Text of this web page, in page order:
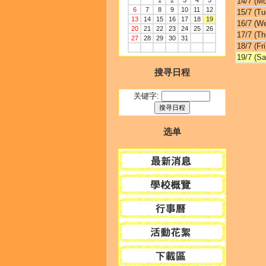
6
7 8 9 10 11
12
13
14 15 16 17 18
19
20
21 22 23 24 25
26
27
28 29 30 31
搜寻日程
关键字:
选单
15/7
16/7
17/7
18/7
19/7